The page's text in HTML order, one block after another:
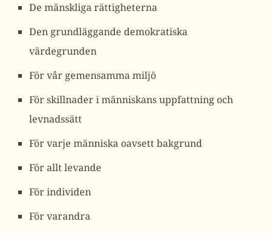
De mänskliga rättigheterna
Den grundläggande demokratiska
värdegrunden
För vår gemensamma miljö
För skillnader i människans uppfattning och
levnadssätt
För varje människa oavsett bakgrund
För allt levande
För individen
För varandra